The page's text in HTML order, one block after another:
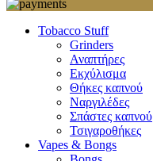
Tobacco Stuff
Grinders
Αναπτήρες
Εκχύλισμα
Θήκες καπνού
Ναργιλέδες
Σπάστες καπνού
Τσιγαροθήκες
Vapes & Bongs